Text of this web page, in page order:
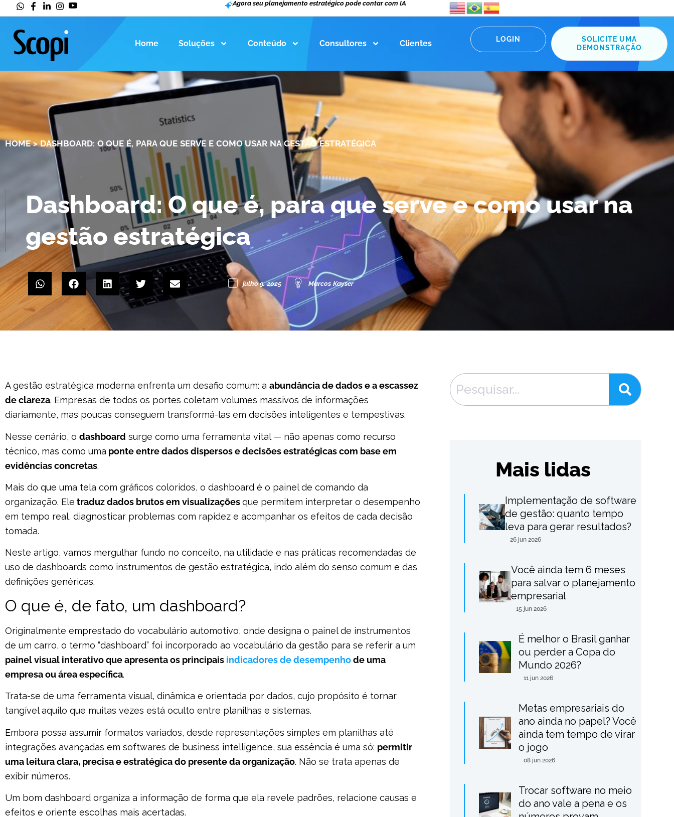
Agora seu planejamento estratégico pode contar com IA
Home Soluções Conteúdo Consultores Clientes LOGIN
SOLICITE UMA
DEMONSTRAÇÃO
HOME>DASHBOARD: O QUE É, PARA QUE SERVE E COMO USAR NA GESTÃO ESTRATÉGICA
Dashboard: O que é, para que serve e como usar na
gestão estratégica
julho 9, 2025 Marcos Kayser
A gestão estratégica moderna enfrenta um desafio comum: a abundância de dados e a escassez
de clareza. Empresas de todos os portes coletam volumes massivos de informações
diariamente, mas poucas conseguem transformá-las em decisões inteligentes e tempestivas.
Nesse cenário, o dashboard surge como uma ferramenta vital — não apenas como recurso
técnico, mas como uma ponte entre dados dispersos e decisões estratégicas com base em
evidências concretas.
Mais do que uma tela com gráficos coloridos, o dashboard é o painel de comando da
organização. Ele traduz dados brutos em visualizaçõesque permitem interpretar o desempenho
em tempo real, diagnosticar problemas com rapidez e acompanhar os efeitos de cada decisão
tomada.
Neste artigo, vamos mergulhar fundo no conceito, na utilidade e nas práticas recomendadas de
uso de dashboards como instrumentos de gestão estratégica, indo além do senso comum e das
definições genéricas.
O que é, de fato, um dashboard?
Originalmente emprestado do vocabulário automotivo, onde designa o painel de instrumentos
de um carro, o termo “dashboard” foi incorporado ao vocabulário da gestão para se referir a um
painel visual interativo que apresenta os principais indicadores de desempenhode uma
empresa ou área específica.
Trata-se de uma ferramenta visual, dinâmica e orientada por dados, cujo propósito é tornar
tangível aquilo que muitas vezes está oculto entre planilhas e sistemas.
Embora possa assumir formatos variados, desde representações simples em planilhas até
integrações avançadas em softwares de business intelligence, sua essência é uma só: permitir
uma leitura clara, precisa e estratégica do presente da organização. Não se trata apenas de
exibir números.
Um bom dashboard organiza a informação de forma que ela revele padrões, relacione causas e
efeitos e oriente escolhas mais acertadas.
Mais lidas
Implementação de software
de gestão: quanto tempo
leva para gerar resultados?
26 jun 2026
Você ainda tem 6 meses
para salvar o planejamento
empresarial
15 jun 2026
É melhor o Brasil ganhar
ou perder a Copa do
Mundo 2026?
11 jun 2026
Metas empresariais do
ano ainda no papel? Você
ainda tem tempo de virar
o jogo
08 jun 2026
Trocar software no meio
do ano vale a pena e os